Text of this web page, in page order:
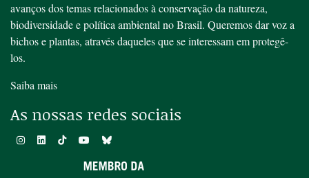
avanços dos temas relacionados à conservação da natureza,
biodiversidade e política ambiental no Brasil. Queremos dar voz a
bichos e plantas, através daqueles que se interessam em protegê-
los.
Saiba mais
As nossas redes sociais